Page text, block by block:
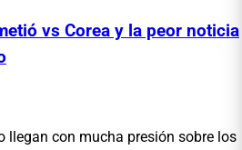
vs Corea y la peor noticia
llegan con mucha presión sobre los